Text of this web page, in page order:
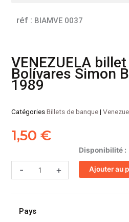
réf : BIAMVE 0037
VENEZUELA
Bolívares Simon
1989
CatégoriesBillets de banque|
1,50€
Disponibilité :
-
de
VENEZUELA
de
Bolívares
+ Ajouter au
Pays